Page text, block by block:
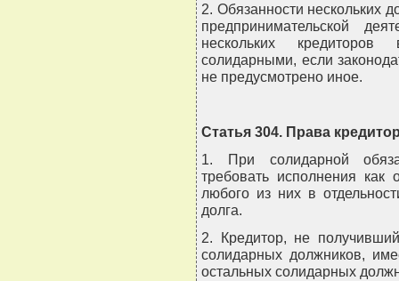
2. Обязанности нескольких
предпринимательской
нескольких
солидарными, если
не предусмотрено иное.
Статья 304. Права
1. При солидарной
требовать исполнения как
любого из них в
долга.
2. Кредитор, не
солидарных должников,
остальных солидарных